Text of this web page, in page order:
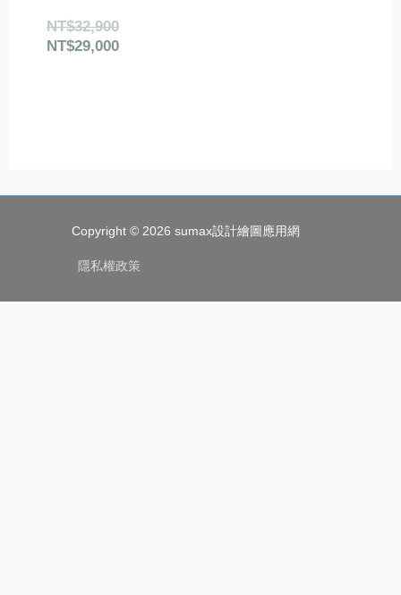
NT$32,900
NT$29,000
Copyright © 2026 sumax設計繪圖應用網
隱私權政策